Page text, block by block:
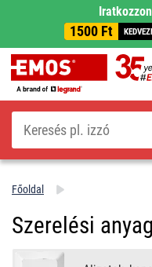
1500 Ft
Keresés
Főoldal
Szerelési anyag